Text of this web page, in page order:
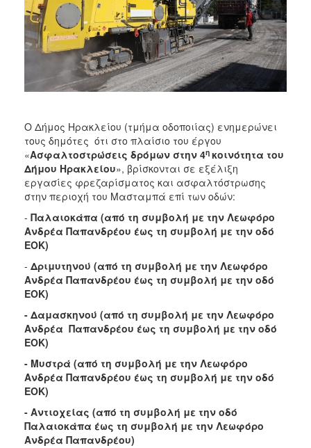
2010
2006
ΠΟΛΙΤΙΣΜΟΣ
ΑΝΘΕΚΤΙΚΗ
ΠΟΛΗ
Ο Δήμος Ηρακλείου (τμήμα οδοποιίας) ενημερώνει
τους δημότες ότι στο πλαίσιο του έργου
«Ασφαλτοστρώσεις δρόμων στην 4η κοινότητα του
Δήμου Ηρακλείου», βρίσκονται σε εξέλιξη
εργασίες φρεζαρίσματος και ασφαλτόστρωσης
στην περιοχή του Μασταμπά επί των οδών:
- Παλαιοκάπα (από τη συμβολή με την Λεωφόρο
Ανδρέα Παπανδρέου έως τη συμβολή με την οδό
ΕΟΚ)
- Δριμυτηνού (από τη συμβολή με την Λεωφόρο
Ανδρέα Παπανδρέου έως τη συμβολή με την οδό
ΕΟΚ)
- Δαμασκηνού (από τη συμβολή με την Λεωφόρο
Ανδρέα Παπανδρέου έως τη συμβολή με την οδό
ΕΟΚ)
- Μυστρά (από τη συμβολή με την Λεωφόρο
Ανδρέα Παπανδρέου έως τη συμβολή με την οδό
ΕΟΚ)
- Αντιοχείας (από τη συμβολή με την οδό
Παλαιοκάπα έως τη συμβολή με την Λεωφόρο
Ανδρέα Παπανδρέου)